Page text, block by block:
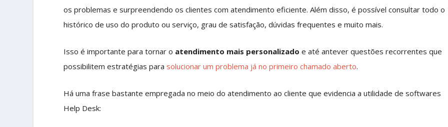
os problemas e surpreendendo os clientes com atendimento eficiente. Além disso, é possível consultar todo o
histórico de uso do produto ou serviço, grau de satisfação, dúvidas frequentes e muito mais.
Isso é importante para tornar o atendimento mais personalizado e até antever questões recorrentes que
possibilitem estratégias parasolucionar um problema já no primeiro chamado aberto.
Há uma frase bastante empregada no meio do atendimento ao cliente que evidencia a utilidade de softwares
Help Desk: